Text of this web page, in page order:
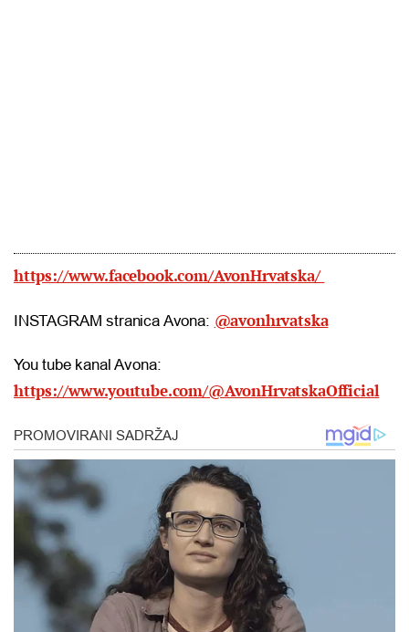
https://www.facebook.com/AvonHrvatska/
INSTAGRAM stranica Avona: @avonhrvatska
You tube kanal Avona:
https://www.youtube.com/@AvonHrvatskaOfficial